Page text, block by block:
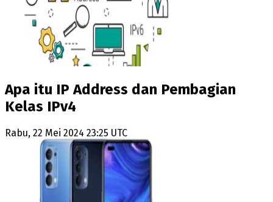
Apa itu IP Address dan Pembagian
Kelas IPv4
Rabu, 22 Mei 2024 23:25 UTC